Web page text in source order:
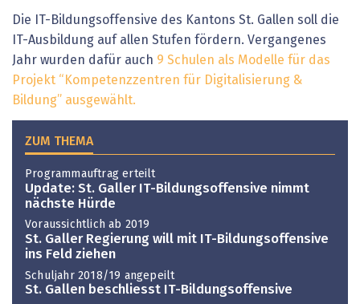
Die IT-Bildungsoffensive des Kantons St. Gallen soll die
IT-Ausbildung auf allen Stufen fördern. Vergangenes
Jahr wurden dafür auch 9 Schulen als Modelle für das
Projekt “Kompetenzzentren für Digitalisierung &
Bildung” ausgewählt.
ZUM THEMA
Programmauftrag erteilt
Update: St. Galler IT-Bildungsoffensive nimmt
nächste Hürde
Voraussichtlich ab 2019
St. Galler Regierung will mit IT-Bildungsoffensive
ins Feld ziehen
Schuljahr 2018/19 angepeilt
St. Gallen beschliesst IT-Bildungsoffensive